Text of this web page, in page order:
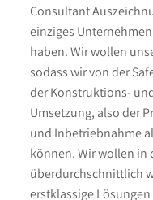
Consultant
einziges
haben. Wir wollen
sodass wir von der
der Konstruktions-
Umsetzung, also der
und Inbetriebnahme
können. Wir wollen in
überdurchschnittlich
erstklassige